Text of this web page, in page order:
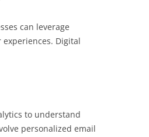
can leverage
Digital
to understand
personalized email